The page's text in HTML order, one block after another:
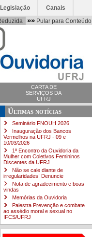
Legislação Canais
»» Pular para Conteúdo
CARTA DE
SERVIÇOS DA
UFRJ
Últimas notícias
Seminário FNOUH 2026
Inauguração dos Bancos
Vermelhos na UFRJ - 09 e
10/03/2026
1º Encontro da Ouvidoria da
Mulher com Coletivos Femininos
Discentes da UFRJ
Não se cale diante de
irregularidades! Denuncie
Nota de agradecimento e boas
vindas
Memórias da Ouvidoria
Palestra Prevenção e combate
ao assédio moral e sexual no
IFCS/UFRJ